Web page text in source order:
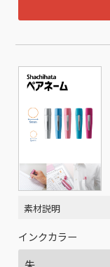
素材説明
インクカラー